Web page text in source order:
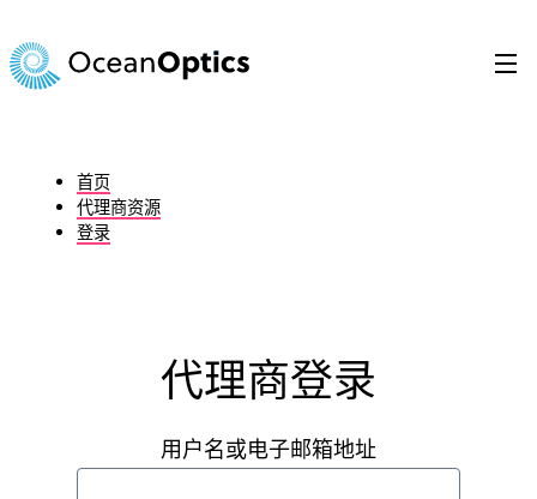
至
内
首页
代理商资源
登录
代理商登录
用户名或电子邮箱地址